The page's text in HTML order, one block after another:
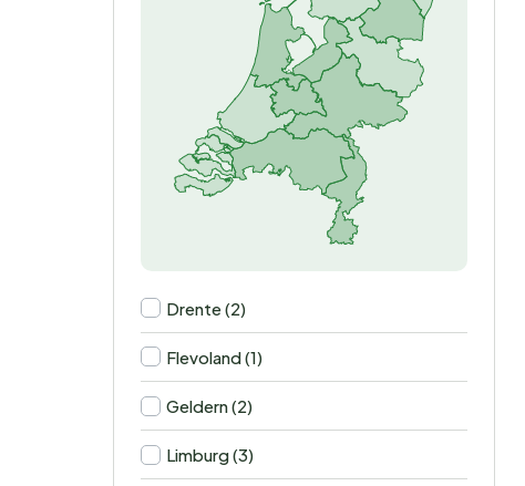
Drente (2)
Flevoland (1)
Geldern (2)
Limburg (3)